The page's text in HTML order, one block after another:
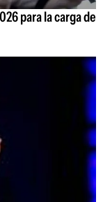
para la carga de